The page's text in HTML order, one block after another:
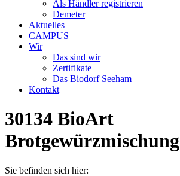
Als Händler registrieren
Demeter
Aktuelles
CAMPUS
Wir
Das sind wir
Zertifikate
Das Biodorf Seeham
Kontakt
30134 BioArt
Brotgewürzmischung
Sie befinden sich hier: